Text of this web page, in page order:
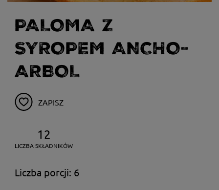
PALOMA Z
SYROPEM ANCHO-
ARBOL
ZAPISZ
12
LICZBA SKŁADNIKÓW
Liczba porcji: 6